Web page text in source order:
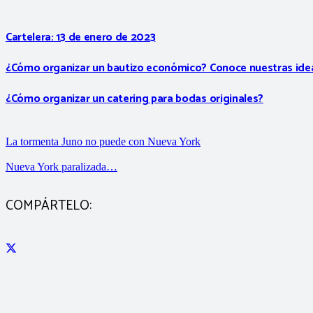
Cartelera: 13 de enero de 2023
¿Cómo organizar un bautizo económico? Conoce nuestras
¿Cómo organizar un catering para bodas originales?
La tormenta Juno no puede con Nueva York
Nueva York paralizada…
COMPÁRTELO: